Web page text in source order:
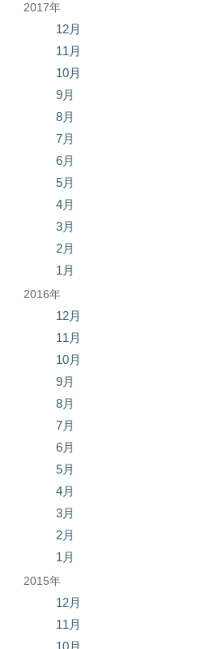
2017年
12月
11月
10月
9月
8月
7月
6月
5月
4月
3月
2月
1月
2016年
12月
11月
10月
9月
8月
7月
6月
5月
4月
3月
2月
1月
2015年
12月
11月